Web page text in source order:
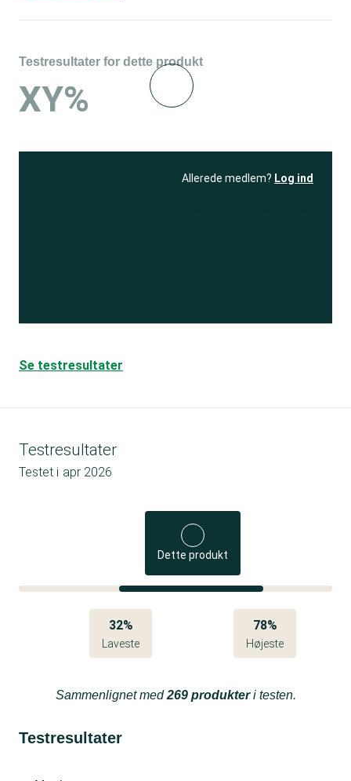
Testresultater for dette produkt
XY%
Allerede medlem? Log ind
Se testresultater
Testresultater
Testet i apr 2026
Dette produkt
32%
Laveste
78%
Højeste
Sammenlignet med269 produkteri testen.
Testresultater